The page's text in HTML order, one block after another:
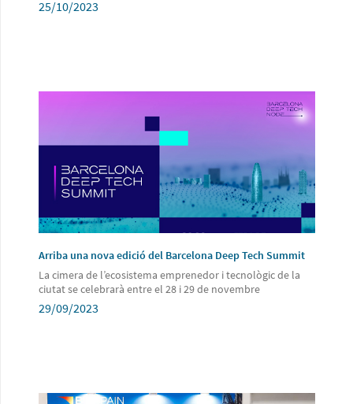
25/10/2023
Arriba una nova edició del Barcelona Deep Tech Summit
La cimera de l’ecosistema emprenedor i tecnològic de la
ciutat se celebrarà entre el 28 i 29 de novembre
29/09/2023